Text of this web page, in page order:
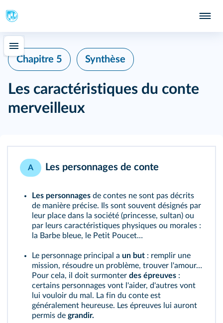
Chapitre 5 Synthèse
Les caractéristiques du conte
merveilleux
A Les personnages de conte
Les personnages de contes ne sont pas décrits
de manière précise. Ils sont souvent désignés par
leur place dans la société (princesse, sultan) ou
par leurs caractéristiques physiques ou morales :
la Barbe bleue, le Petit Poucet…
Le personnage principal a un but : remplir une
mission, résoudre un problème, trouver l'amour…
Pour cela, il doit surmonter des épreuves :
certains personnages vont l'aider, d'autres vont
lui vouloir du mal. La fin du conte est
généralement heureuse. Les épreuves lui auront
permis de grandir.